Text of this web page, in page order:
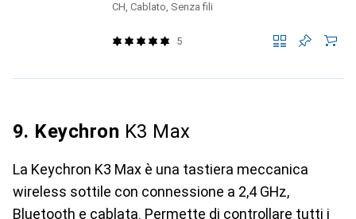
CH, Cablato, Senza fili
5
9. Keychron K3 Max
La Keychron K3 Max è una tastiera meccanica
wireless sottile con connessione a 2,4 GHz,
Bluetooth e cablata. Permette di controllare tutti i